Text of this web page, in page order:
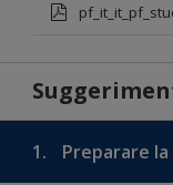
1. Preparare